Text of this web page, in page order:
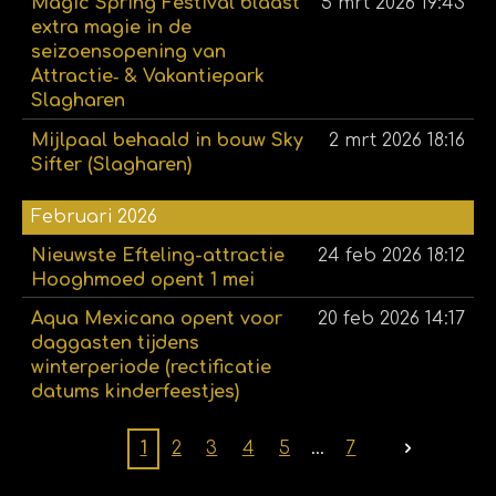
extra magie in de
seizoensopening van
Attractie‑ & Vakantiepark
Slagharen
Mijlpaal behaald in bouw Sky
Sifter (Slagharen)
2 mrt 2026 18:16
Februari 2026
Nieuwste Efteling-attractie
Hooghmoed opent 1 mei
24 feb 2026 18:12
Aqua Mexicana opent voor
daggasten tijdens
winterperiode (rectificatie
datums kinderfeestjes)
20 feb 2026 14:17
1 2 3 4 5 7